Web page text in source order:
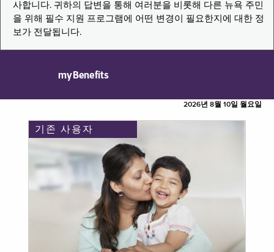
사합니다. 귀하의 답변을 통해 여러분을 비롯해 다른 뉴욕 주민
을 위해 필수 지원 프로그램에 어떤 변경이 필요한지에 대한 정
보가 전달됩니다.
myBenefits
2026년 8월 10일 월요일
기존 사용자